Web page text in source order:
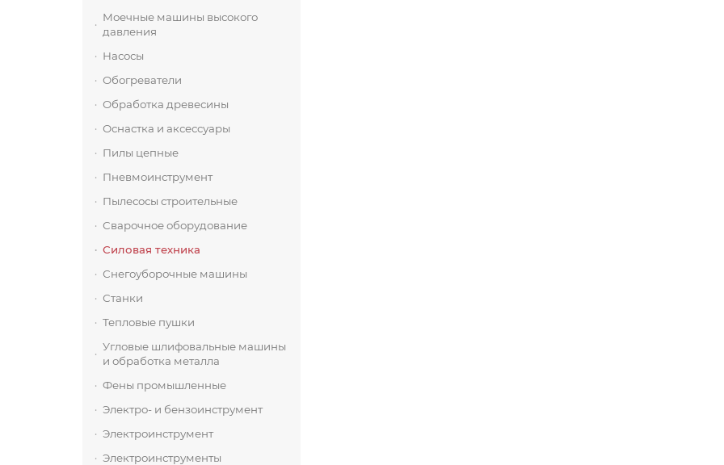
Моечные машины высокого
давления
Насосы
Обогреватели
Обработка древесины
Оснастка и аксессуары
Пилы цепные
Пневмоинструмент
Пылесосы строительные
Сварочное оборудование
Силовая техника
Снегоуборочные машины
Станки
Тепловые пушки
Угловые шлифовальные машины
и обработка металла
Фены промышленные
Электро- и бензоинструмент
Электроинструмент
Электроинструменты